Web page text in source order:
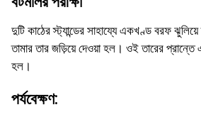
দুটি কাঠের স্ট্যান্ডের সাহায্যে একখণ্ড বরফ
তামার তার জড়িয়ে দেওয়া হল। ওই তারের প্রান্তে
হল।
পর্যবেক্ষণ: